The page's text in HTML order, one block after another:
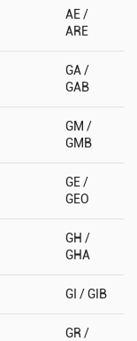
AE /
ARE
GA /
GAB
GM /
GMB
GE /
GEO
GH /
GHA
GI / GIB
GR /